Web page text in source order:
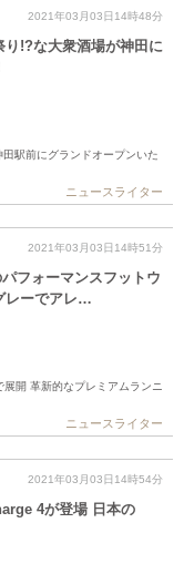
2021年03月03日14時48分
り!?な大衆酒場が神田に
駅前にグランドオープンいた
ニュースライター
2021年03月03日14時51分
フォーマンスフットウ
レーでアレ…
開 革新的なプレミアムランニ
ニュースライター
2021年03月03日14時54分
4が登場 日本の